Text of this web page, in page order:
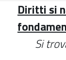
Diritti si
Si